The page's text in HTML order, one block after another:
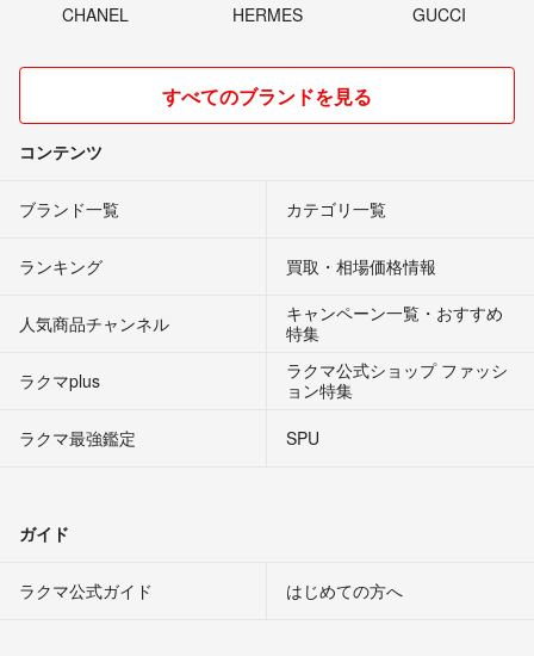
CHANEL HERMES GUCCI
すべてのブランドを見る
コンテンツ
ブランド一覧 カテゴリ一覧
ランキング 買取・相場価格情報
人気商品チャンネル
キャンペーン一覧・おすすめ
特集
ラクマplus
ラクマ公式ショップ ファッシ
ョン特集
ラクマ最強鑑定
SPU
ガイド
ラクマ公式ガイド はじめての方へ